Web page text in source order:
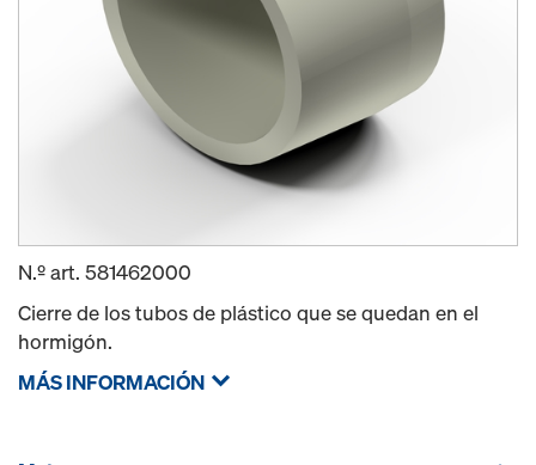
N.º art. 581462000
Cierre de los tubos de plástico que se quedan en el
hormigón.
MÁS INFORMACIÓN